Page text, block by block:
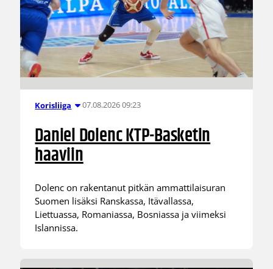
Korisliiga 07.08.2026 09:23
Daniel Dolenc KTP-Basketin
haaviin
Dolenc on rakentanut pitkän ammattilaisuran
Suomen lisäksi Ranskassa, Itävallassa,
Liettuassa, Romaniassa, Bosniassa ja viimeksi
Islannissa.